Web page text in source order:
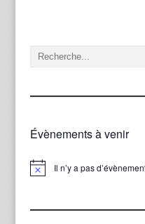
Évènements à venir
Notice Il n’y a pas